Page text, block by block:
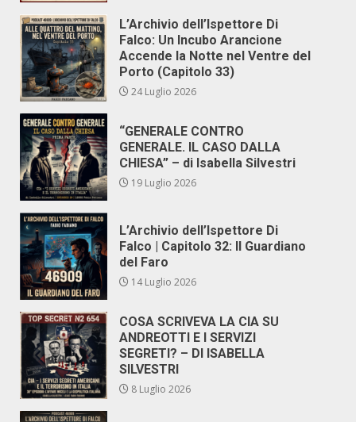
L’Archivio dell’Ispettore Di
Falco: Un Incubo Arancione
Accende la Notte nel Ventre del
Porto (Capitolo 33)
24 Luglio 2026
“GENERALE CONTRO
GENERALE. IL CASO DALLA
CHIESA” – di Isabella Silvestri
19 Luglio 2026
L’Archivio dell’Ispettore Di
Falco | Capitolo 32: Il Guardiano
del Faro
14 Luglio 2026
COSA SCRIVEVA LA CIA SU
ANDREOTTI E I SERVIZI
SEGRETI? – DI ISABELLA
SILVESTRI
8 Luglio 2026